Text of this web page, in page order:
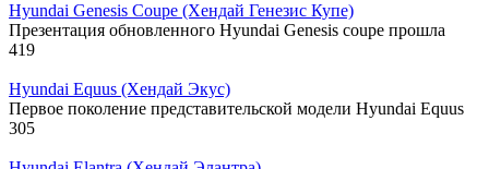
Hyundai Genesis Coupe (Хендай Генезис Купе)
Презентация обновленного Hyundai Genesis coupe прошла
419
Hyundai Equus (Хендай Экус)
Первое поколение представительской модели Hyundai Equus
305